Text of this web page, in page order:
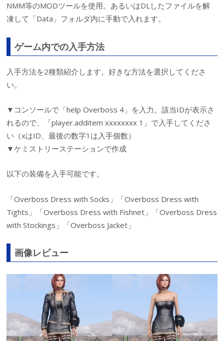
NMM等のMODツールを使用。あるいはDLしたファイルを解
凍して「Data」フォルダ内に手動で入れます。
ゲーム内での入手方法
入手方法を2種類紹介します。好きな方法を選択してくださ
い。
▼コンソールで「help Overboss 4」を入力。該当IDが表示さ
れるので、「player.additem xxxxxxxx 1」で入手してくださ
い（xはID、最後の数字1は入手個数）
▼ケミストリーステーションで作成
以下の装備を入手可能です。
「Overboss Dress with Socks」「Overboss Dress with
Tights」「Overboss Dress with Fishnet」「Overboss Dress
with Stockings」「Overboss Jacket」
画像レビュー